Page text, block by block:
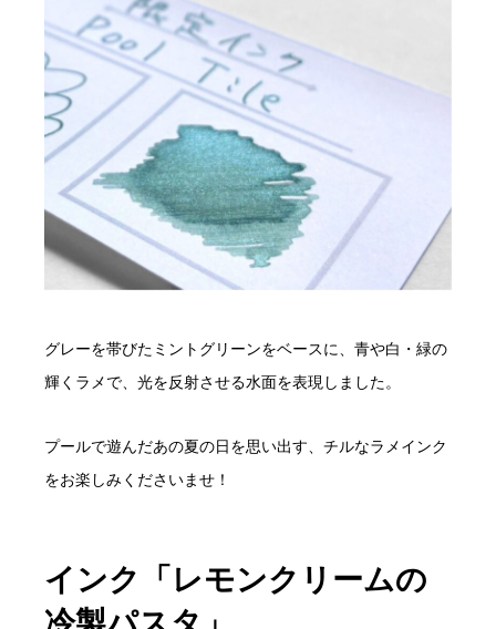
グレーを帯びたミントグリーンをベースに、青や白・緑の
輝くラメで、光を反射させる水面を表現しました。
プールで遊んだあの夏の日を思い出す、チルなラメインク
をお楽しみくださいませ！
インク「レモンクリームの